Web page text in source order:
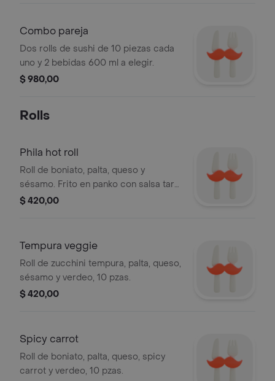
Combo pareja
Dos rolls de sushi de 10 piezas cada
uno y 2 bebidas 600 ml a elegir.
$ 980,00
Rolls
Phila hot roll
Roll de boniato, palta, queso y
sésamo. Frito en panko con salsa taré
y verdeo, 10 pzas.
$ 420,00
Tempura veggie
Roll de zucchini tempura, palta, queso,
sésamo y verdeo, 10 pzas.
$ 420,00
Spicy carrot
Roll de boniato, palta, queso, spicy
carrot y verdeo, 10 pzas.